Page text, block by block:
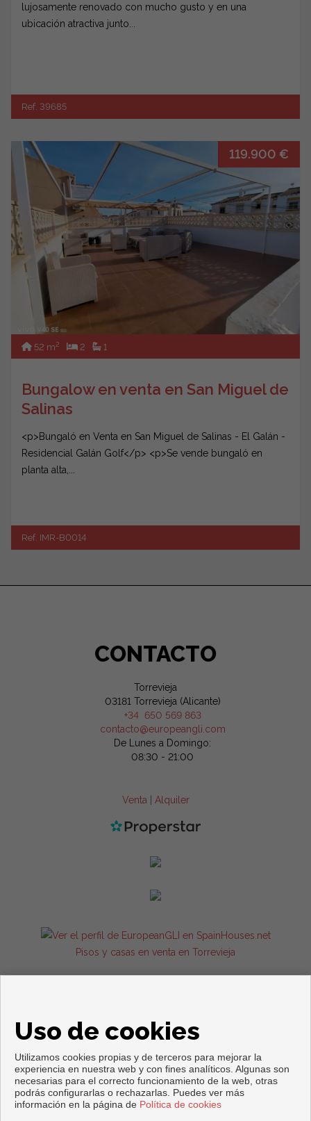
lujosamente renovado con mucho gusto y en una
ubicación atractiva junto...
Ref. 39685
119.900 €
52 m2 2 1
Bungalow en venta en San Miguel de
Salinas
<p>Bungaló en Venta en San Miguel de Salinas - El Galán -
Residencial Galán Golf</p> <p>Se vende bungaló en
planta alta,...
Ref. IMR-B0014
CONTACTO
Torrevieja
03181 Torrevieja (Alicante)
+34 650 569 863
contacto@europeangli.com
De Lunes a Domingo:
08:30 - 21:00
Venta Alquiler
Pisos y casas en venta en Torrevieja
Copyright © 2026. Todos los derechos reservados.
Aviso legal |Política de privacidad |Política de Cookies
Uso de cookies
Utilizamos cookies propias y de terceros para mejorar la
experiencia en nuestra web y con fines analíticos. Algunas son
necesarias para el correcto funcionamiento de la web, otras
podrás configurarlas o rechazarlas. Puedes ver más
información en la página de Política de cookies